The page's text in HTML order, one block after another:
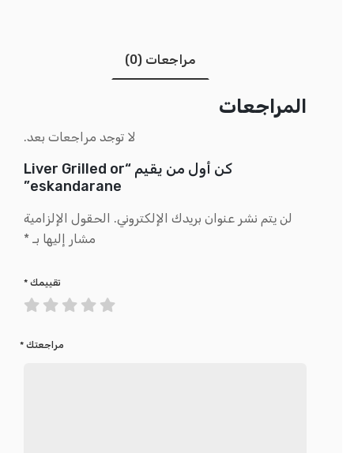
مراجعات (0)
المراجعات
لا توجد مراجعات بعد.
كن أول من يقيم “Liver Grilled or
eskandarane”
لن يتم نشر عنوان بريدك الإلكتروني. الحقول الإلزامية
مشار إليها بـ *
تقييمك *
مراجعتك *